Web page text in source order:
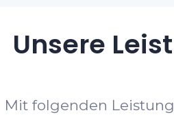
Unsere
Mit folgenden